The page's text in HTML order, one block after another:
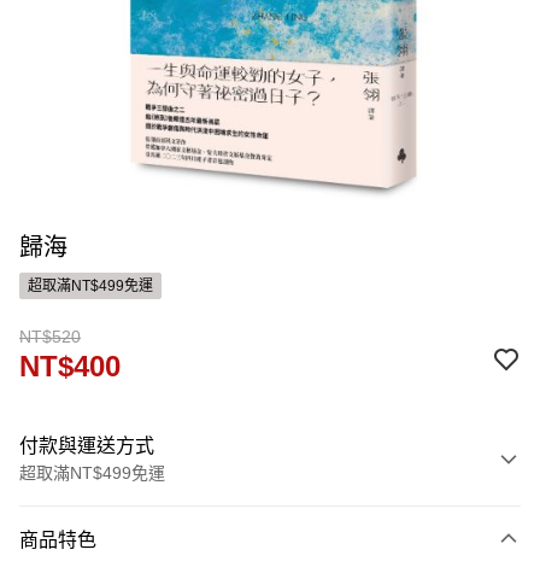
歸海
超取滿NT$499免運
NT$520
NT$400
付款與運送方式
超取滿NT$499免運
信用卡一次付款
商品特色